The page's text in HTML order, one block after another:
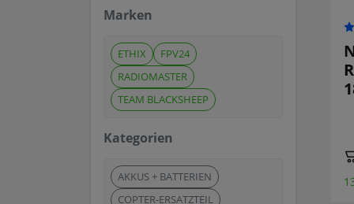
Marken
ETHIX
FPV24
RADIOMASTER
TEAM BLACKSHEEP
Kategorien
AKKUS + BATTERIEN
COPTER-ERSATZTEIL